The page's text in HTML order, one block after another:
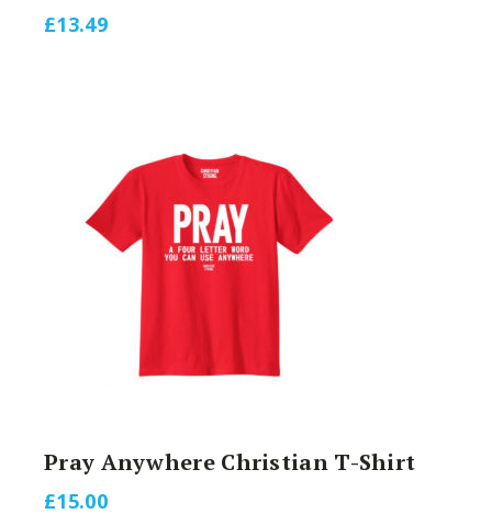
£13.49
Pray Anywhere Christian T-Shirt
£15.00